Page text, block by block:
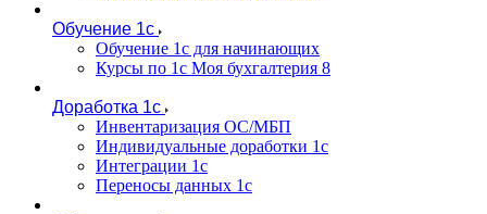
Обучение 1с
Обучение 1с для начинающих
Курсы по 1с Моя бухгалтерия 8
Доработка 1с
Инвентаризация ОС/МБП
Индивидуальные доработки 1с
Интеграции 1с
Переносы данных 1с